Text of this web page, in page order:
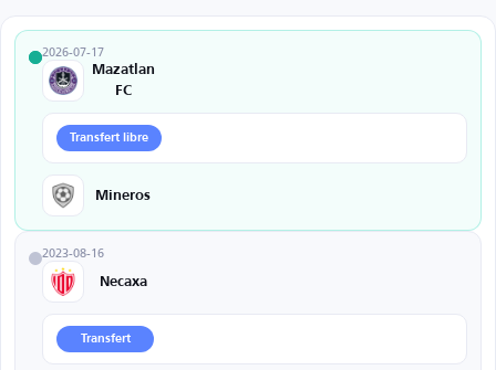
2026-07-17
Mazatlan
FC
Transfert libre
Mineros
2023-08-16
Necaxa
Transfert